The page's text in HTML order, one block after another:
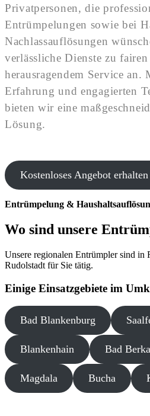
Privatpersonen, die
Entrümpelungen sowie bei
Nachlassauflösungen
verlässliche Dienste zu
herausragendem Service an.
Erfahrung und engagierten
bieten wir eine
Lösung.
Kostenloses Angebot erhalten
Entrümpelung &
Wo sind unsere
Unsere regionalen Entrümpler sind in
Rudolstadt für Sie tätig.
Einige Einsatzgebiete im
Bad Blankenburg
Blankenhain Bad Berka
Magdala Bucha